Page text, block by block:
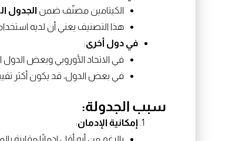
الكيتامين مصنّف ضمن الجدول
هذا التصنيف يعني أن لديه
في دول أخرى:
في الاتحاد الأوروبي وبعض الدول
في بعض الدول، قد يكون أكثر
سبب الجدولة:
إمكانية الإدمان: